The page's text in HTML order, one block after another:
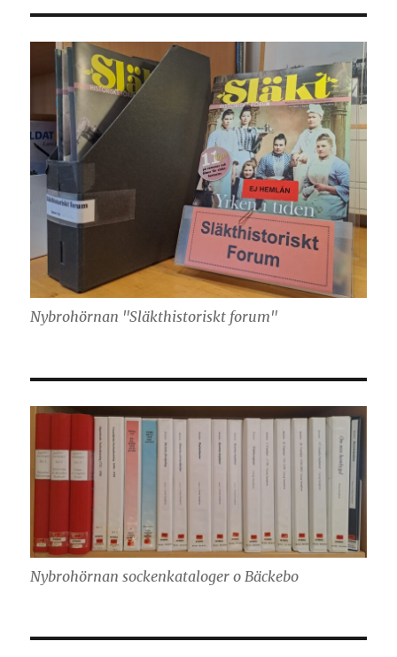
Nybrohörnan "Släkthistoriskt forum"
Nybrohörnan sockenkataloger o Bäckebo